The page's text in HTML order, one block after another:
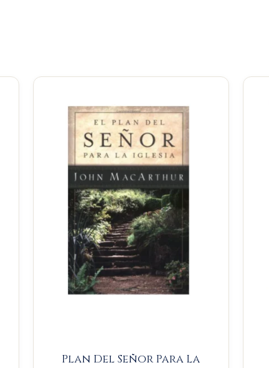
Plan Del Señor Para La
was:
$66.700.
is:
$63.365.